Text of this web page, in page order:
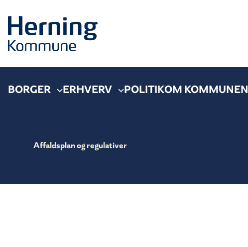
BORGER ERHVERV POLITIKOM KOMMUNEN
Affaldsplan og regulativer